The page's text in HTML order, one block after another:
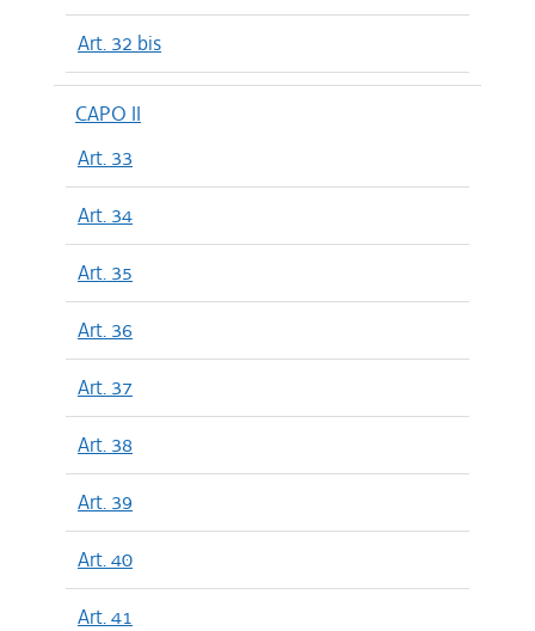
Art. 32 bis
CAPO II
Art. 33
Art. 34
Art. 35
Art. 36
Art. 37
Art. 38
Art. 39
Art. 40
Art. 41